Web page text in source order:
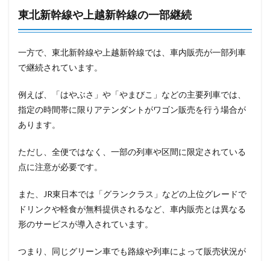
東北新幹線や上越新幹線の一部継続
一方で、東北新幹線や上越新幹線では、車内販売が一部列車
で継続されています。
例えば、「はやぶさ」や「やまびこ」などの主要列車では、
指定の時間帯に限りアテンダントがワゴン販売を行う場合が
あります。
ただし、全便ではなく、一部の列車や区間に限定されている
点に注意が必要です。
また、JR東日本では「グランクラス」などの上位グレードで
ドリンクや軽食が無料提供されるなど、車内販売とは異なる
形のサービスが導入されています。
つまり、同じグリーン車でも路線や列車によって販売状況が